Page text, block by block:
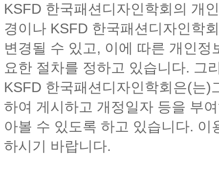
KSFD 한국패션디자인학회의 개
경이나 KSFD 한국패션디자인학
변경될 수 있고, 이에 따른 개인
요한 절차를 정하고 있습니다. 그
KSFD 한국패션디자인학회은(는
하여 게시하고 개정일자 등을 부
아볼 수 있도록 하고 있습니다.
하시기 바랍니다.